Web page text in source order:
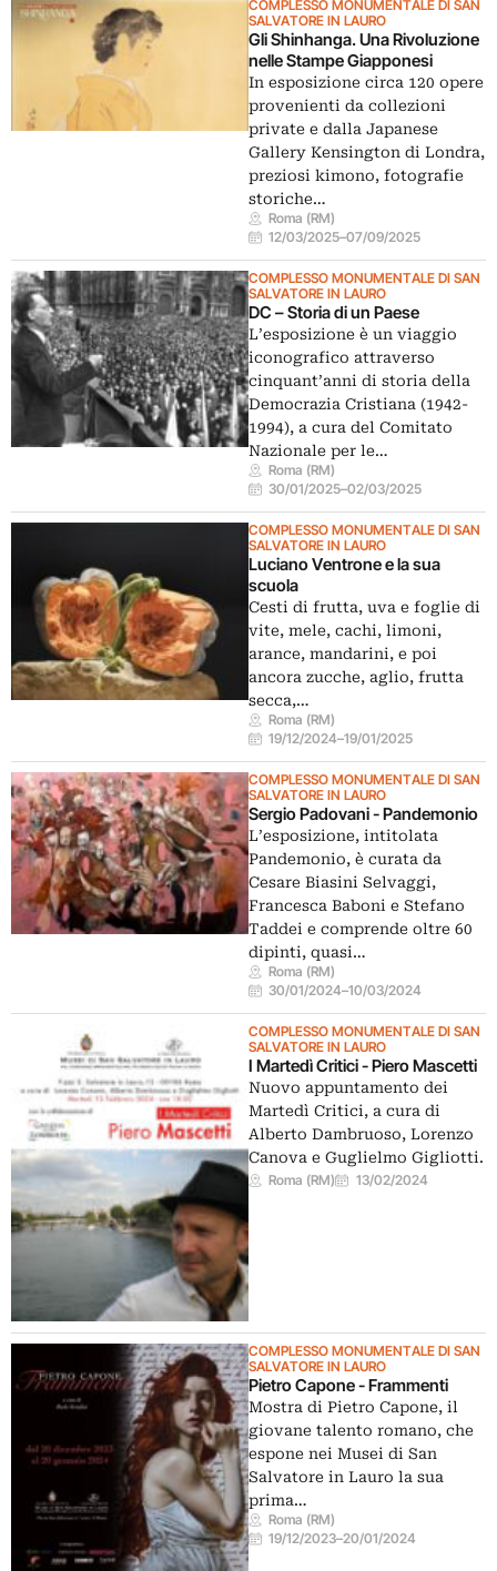
COMPLESSO MONUMENTALE DI SAN
SALVATORE IN LAURO
Gli Shinhanga. Una Rivoluzione
nelle Stampe Giapponesi
In esposizione circa 120 opere
provenienti da collezioni
private e dalla Japanese
Gallery Kensington di Londra,
preziosi kimono, fotografie
storiche…
Roma (RM)
12/03/2025–07/09/2025
COMPLESSO MONUMENTALE DI SAN
SALVATORE IN LAURO
DC – Storia di un Paese
L’esposizione è un viaggio
iconografico attraverso
cinquant’anni di storia della
Democrazia Cristiana (1942-
1994), a cura del Comitato
Nazionale per le…
Roma (RM)
30/01/2025–02/03/2025
COMPLESSO MONUMENTALE DI SAN
SALVATORE IN LAURO
Luciano Ventrone e la sua
scuola
Cesti di frutta, uva e foglie di
vite, mele, cachi, limoni,
arance, mandarini, e poi
ancora zucche, aglio, frutta
secca,…
Roma (RM)
19/12/2024–19/01/2025
COMPLESSO MONUMENTALE DI SAN
SALVATORE IN LAURO
Sergio Padovani - Pandemonio
L’esposizione, intitolata
Pandemonio, è curata da
Cesare Biasini Selvaggi,
Francesca Baboni e Stefano
Taddei e comprende oltre 60
dipinti, quasi…
Roma (RM)
30/01/2024–10/03/2024
COMPLESSO MONUMENTALE DI SAN
SALVATORE IN LAURO
I Martedì Critici - Piero Mascetti
Nuovo appuntamento dei
Martedì Critici, a cura di
Alberto Dambruoso, Lorenzo
Canova e Guglielmo Gigliotti.
Roma (RM) 13/02/2024
COMPLESSO MONUMENTALE DI SAN
SALVATORE IN LAURO
Pietro Capone - Frammenti
Mostra di Pietro Capone, il
giovane talento romano, che
espone nei Musei di San
Salvatore in Lauro la sua
prima…
Roma (RM)
19/12/2023–20/01/2024